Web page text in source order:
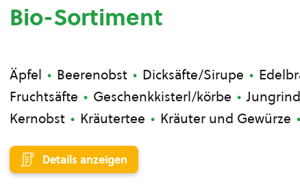
Bio-Sortiment
Äpfel Beerenobst Dicksäfte/Sirupe
Fruchtsäfte
Geschenkkisterl/körbe
Kernobst
Kräutertee Kräuter und Gewürze
Details anzeigen